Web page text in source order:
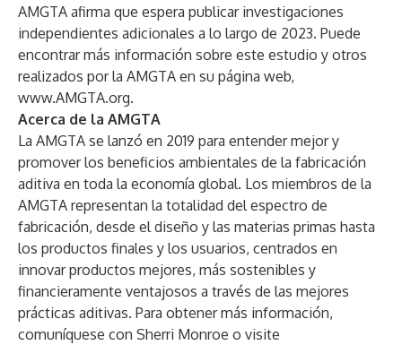
AMGTA afirma que espera publicar investigaciones
independientes adicionales a lo largo de 2023. Puede
encontrar más información sobre este estudio y otros
realizados por la AMGTA en su página web,
www.AMGTA.org.
Acerca de la AMGTA
La AMGTA se lanzó en 2019 para entender mejor y
promover los beneficios ambientales de la fabricación
aditiva en toda la economía global. Los miembros de la
AMGTA representan la totalidad del espectro de
fabricación, desde el diseño y las materias primas hasta
los productos finales y los usuarios, centrados en
innovar productos mejores, más sostenibles y
financieramente ventajosos a través de las mejores
prácticas aditivas. Para obtener más información,
comuníquese con Sherri Monroe o visite